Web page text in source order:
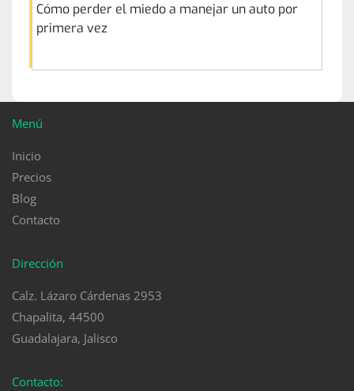
Cómo perder el miedo a manejar un auto por
primera vez
Menú
Inicio
Precios
Blog
Contacto
Dirección
Calz. Lázaro Cárdenas 2953
Chapalita, 44500
Guadalajara, Jalisco
Contacto: